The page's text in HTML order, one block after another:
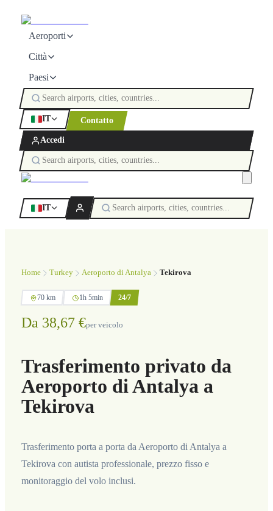
Aeroporti
Città
Paesi
IT Contatto
Accedi
IT
Home Turkey Aeroporto di Antalya Tekirova
70 km 1h 5min 24/7
Da 38,67 €per veicolo
Trasferimento privato da
Aeroporto di Antalya a
Tekirova
Trasferimento porta a porta da Aeroporto di Antalya a
Tekirova con autista professionale, prezzo fisso e
monitoraggio del volo inclusi.